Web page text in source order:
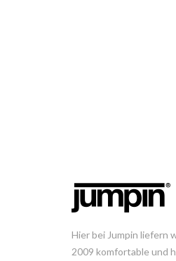
Hier bei Jumpin liefern
2009 komfortable und